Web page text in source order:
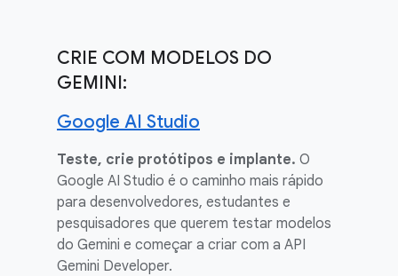
CRIE COM MODELOS DO
GEMINI:
Google AI Studio
Teste, crie protótipos e implante. O
Google AI Studio é o caminho mais rápido
para desenvolvedores, estudantes e
pesquisadores que querem testar modelos
do Gemini e começar a criar com a API
Gemini Developer.